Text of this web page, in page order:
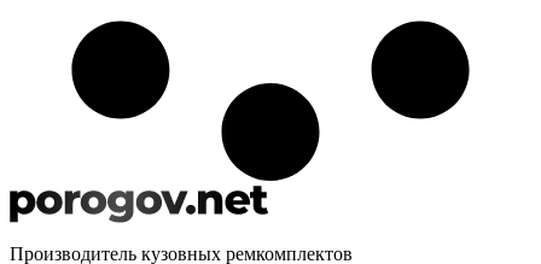
Производитель кузовных ремкомплектов